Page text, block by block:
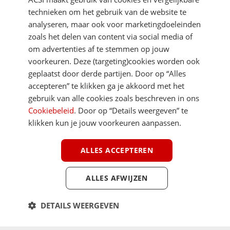
DIRECT NAAR
MEER ACSI FREELIFE
voorbehouden
technieken om het gebruik van de website te
analyseren, maar ook voor marketingdoeleinden
zoals het delen van content via social media of
om advertenties af te stemmen op jouw
voorkeuren. Deze (targeting)cookies worden ook
geplaatst door derde partijen. Door op “Alles
accepteren” te klikken ga je akkoord met het
gebruik van alle cookies zoals beschreven in ons
Cookiebeleid. Door op “Details weergeven” te
klikken kun je jouw voorkeuren aanpassen.
ALLES ACCEPTEREN
ALLES AFWIJZEN
DETAILS WEERGEVEN